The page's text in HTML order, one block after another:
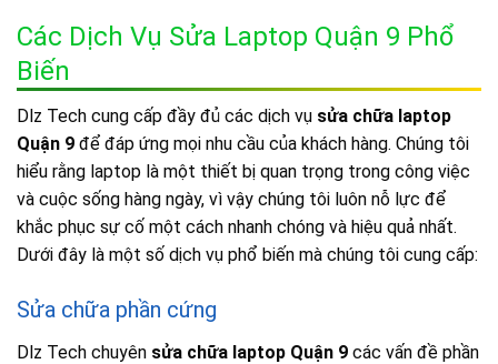
Các Dịch Vụ Sửa Laptop Quận 9 Phổ
Biến
Dlz Tech cung cấp đầy đủ các dịch vụ sửa chữa laptop
Quận 9 để đáp ứng mọi nhu cầu của khách hàng. Chúng tôi
hiểu rằng laptop là một thiết bị quan trọng trong công việc
và cuộc sống hàng ngày, vì vậy chúng tôi luôn nỗ lực để
khắc phục sự cố một cách nhanh chóng và hiệu quả nhất.
Dưới đây là một số dịch vụ phổ biến mà chúng tôi cung cấp:
Sửa chữa phần cứng
Dlz Tech chuyên sửa chữa laptop Quận 9 các vấn đề phần